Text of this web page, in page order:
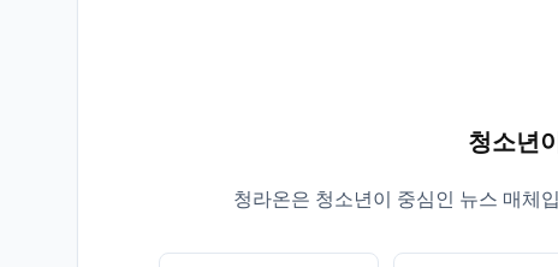
청소년
청라온은 청소년이 중심인 뉴스 매체